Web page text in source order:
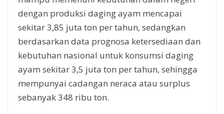
dengan produksi daging ayam mencapai
sekitar 3,85 juta ton per tahun, sedangkan
berdasarkan data prognosa ketersediaan dan
kebutuhan nasional untuk konsumsi daging
ayam sekitar 3,5 juta ton per tahun, sehingga
mempunyai cadangan neraca atau surplus
sebanyak 348 ribu ton.